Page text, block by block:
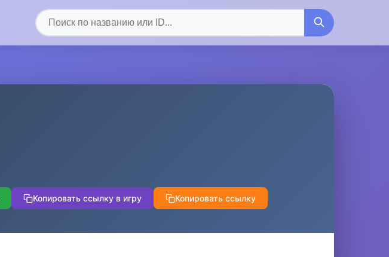
Копировать ссылку в игру Копировать ссылку